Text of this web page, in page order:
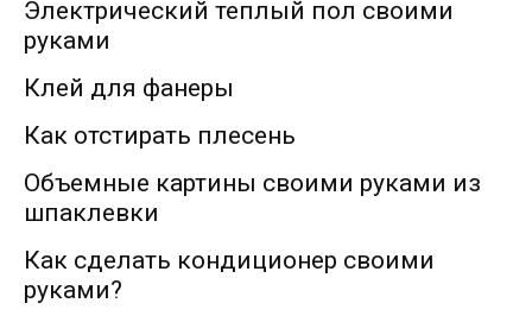
Электрический теплый пол своими
руками
Клей для фанеры
Как отстирать плесень
Объемные картины своими руками из
шпаклевки
Как сделать кондиционер своими
руками?